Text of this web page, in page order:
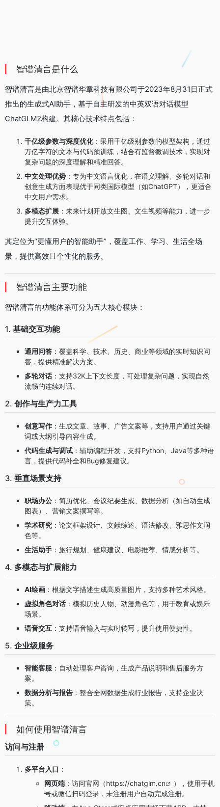
智谱清言是什么
智谱清言是由北京智谱华章科技有限公司于2023年8月31日正式
推出的生成式AI助手，基于自主研发的中英双语对话模型
ChatGLM2构建。其核心技术特点包括：
千亿级参数与深度优化：采用千亿级别参数的模型架构，通过
万亿字符的文本与代码预训练，结合有监督微调技术，实现对
复杂问题的深度理解和精准回答。
中文处理优势 ：专为中文语言优化，在语义理解、多轮对话和
创意生成方面表现优于同类国际模型（如ChatGPT），更适合
中文用户需求。
多模态扩展 ：未来计划开放文生图、文生视频等能力，进一步
提升交互体验。
其定位为“更懂用户的智能助手”，覆盖工作、学习、生活全场
景，提供高效且个性化的服务。
智谱清言主要功能
智谱清言的功能体系可分为五大核心模块：
1. 基础交互功能
通用问答 ：覆盖科学、技术、历史、商业等领域的实时知识问
答，提供精准解决方案。
多轮对话：支持32K上下文长度，可处理复杂问题，实现自然
流畅的连续对话。
2. 创作与生产力工具
创意写作 ：生成文章、故事、广告文案等，支持用户通过关键
词或大纲引导内容生成。
代码生成与调试 ：辅助编程开发，支持Python、Java等多种语
言，提供代码补全和Bug修复建议。
3. 垂直场景支持
职场办公 ：简历优化、会议纪要生成、数据分析（如自动生成
图表）、营销文案撰写等。
学术研究 ：论文框架设计、文献综述、语法修改、雅思作文润
色等。
生活助手 ：旅行规划、健康建议、电影推荐、情感分析等。
4. 多模态与扩展能力
AI绘画 ：根据文字描述生成高质量图片，支持多种艺术风格。
虚拟角色对话：模拟历史人物、动漫角色等，用于教育或娱乐
场景。
语音交互 ：支持语音输入与实时转写，提升使用便捷性。
5. 企业级服务
智能客服 ：自动处理客户咨询，生成产品说明和售后服务方
案。
数据分析与报告 ：整合全网数据生成行业报告，支持企业决
策。
如何使用智谱清言
访问与注册
多平台入口 ：
网页端 ：访问官网（https://chatglm.cn
），使用手机
号或微信扫码登录，未注册用户自动完成注册。